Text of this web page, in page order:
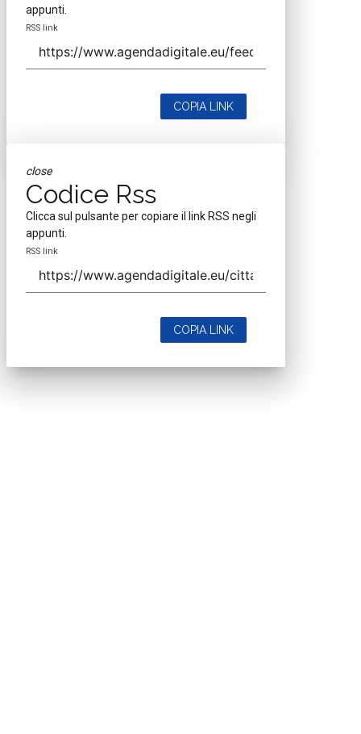
appunti.
RSS link
COPIA LINK
close
Codice Rss
Clicca sul pulsante per copiare il link RSS negli
appunti.
RSS link
COPIA LINK